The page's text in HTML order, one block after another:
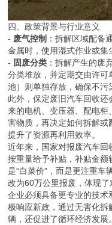
四、政策背景与行业意义
- 废气控制 ：拆解区域配备
金属时，使用湿式作业或集
- 固废分类 ：拆解产生的废
分类堆放，并定期交由许
池）则单独存放，确保不污
此外，保定废旧汽车回收
来的电机、变压器、配电
害物质，再决定如何拆解
提升了资源再利用效率。
近年来，国家对报废汽车
按重量给予补贴，补贴金额
是“白菜价”，而是更注重车
改为60万公里报废，体现
企业必须具备更专业的技
极响应新政，通过无害化
辆，还促进了循环经济发展。